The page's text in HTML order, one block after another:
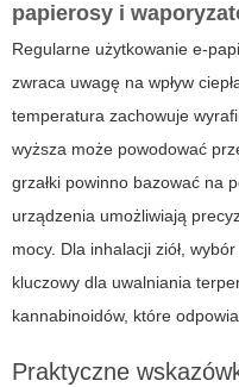
papierosy i
Regularne użytkowanie e-
zwraca uwagę na wpływ
temperatura zachowuje
wyższa może powodować
grzałki powinno bazować na
urządzenia umożliwiają
mocy. Dla inhalacji ziół,
kluczowy dla uwalniania
kannabinoidów, które
Praktyczne